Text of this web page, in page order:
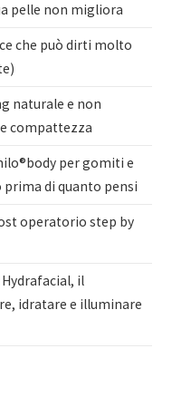
pelle non migliora
che può dirti molto
naturale e non
compattezza
per gomiti e
di quanto pensi
operatorio step by
il
idratare e illuminare